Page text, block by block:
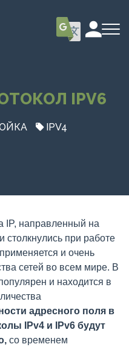
IPV6
IPV4
IP, направленный на
при работе
и очень
сетей во всем мире. В
и находится в
адресного поля в
IPv4 и IPv6 будут
со временем